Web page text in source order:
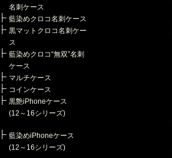
名刺ケース
藍染めクロコ名刺ケース
黒マットクロコ名刺ケー
ス
藍染めクロコ“無双”名刺
ケース
マルチケース
コインケース
黒艶iPhoneケース
(12～16シリーズ)
藍染めiPhoneケース
(12～16シリーズ)